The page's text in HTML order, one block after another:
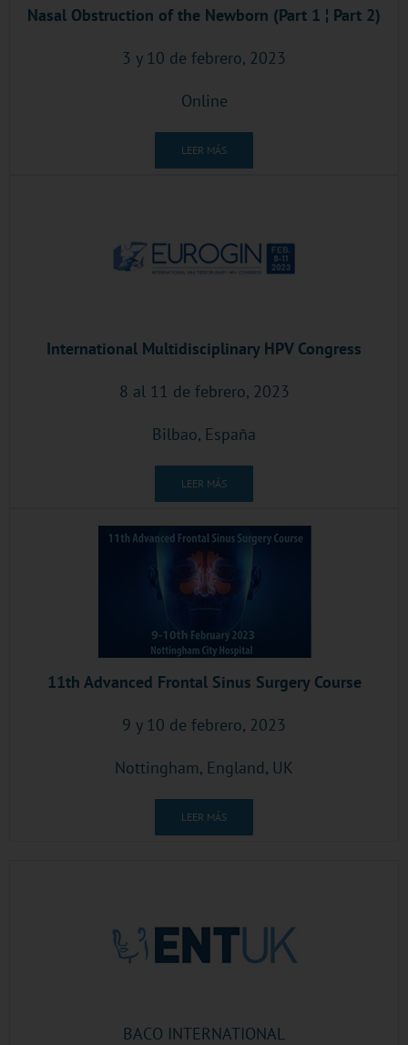
Nasal Obstruction of the Newborn (Part 1 ¦ Part 2)
3 y 10 de febrero, 2023
Online
LEER MÁS
International Multidisciplinary HPV Congress
8 al 11 de febrero, 2023
Bilbao, España
LEER MÁS
11th Advanced Frontal Sinus Surgery Course
9 y 10 de febrero, 2023
Nottingham, England, UK
LEER MÁS
BACO INTERNATIONAL